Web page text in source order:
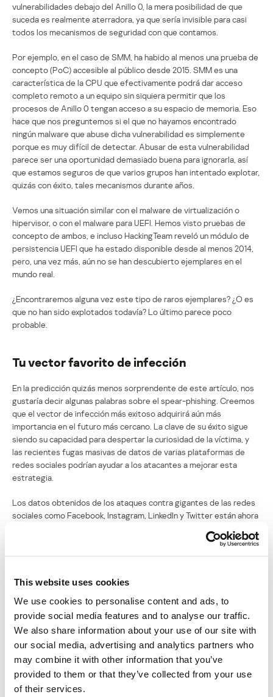
This website uses cookies
We use cookies to personalise content and ads, to
provide social media features and to analyse our traffic.
We also share information about your use of our site with
our social media, advertising and analytics partners who
may combine it with other information that you’ve
provided to them or that they’ve collected from your use
of their services.
vulnerabilidades debajo del Anillo 0, la mera posibilidad de que
suceda es realmente aterradora, ya que sería invisible para casi
todos los mecanismos de seguridad con que contamos.
Por ejemplo, en el caso de SMM, ha habido al menos una prueba de
concepto (PoC) accesible al público desde 2015. SMM es una
característica de la CPU que efectivamente podrá dar acceso
completo remoto a un equipo sin siquiera permitir que los
procesos de Anillo 0 tengan acceso a su espacio de memoria. Eso
hace que nos preguntemos si el que no hayamos encontrado
ningún malware que abuse dicha vulnerabilidad es simplemente
porque es muy difícil de detectar. Abusar de esta vulnerabilidad
parece ser una oportunidad demasiado buena para ignorarla, así
que estamos seguros de que varios grupos han intentado explotar,
quizás con éxito, tales mecanismos durante años.
Vemos una situación similar con el malware de virtualización o
hipervisor, o con el malware para UEFI. Hemos visto pruebas de
concepto de ambos, e incluso HackingTeam reveló un módulo de
persistencia UEFI que ha estado disponible desde al menos 2014,
pero, una vez más, aún no se han descubierto ejemplares en el
mundo real.
¿Encontraremos alguna vez este tipo de raros ejemplares? ¿O es
que no han sido explotados todavía? Lo último parece poco
probable.
Tu vector favorito de infección
En la predicción quizás menos sorprendente de este artículo, nos
gustaría decir algunas palabras sobre el spear-phishing. Creemos
que el vector de infección más exitoso adquirirá aún más
importancia en el futuro más cercano. La clave de su éxito sigue
siendo su capacidad para despertar la curiosidad de la víctima, y
las recientes fugas masivas de datos de varias plataformas de
redes sociales podrían ayudar a los atacantes a mejorar esta
estrategia.
Los datos obtenidos de los ataques contra gigantes de las redes
sociales como Facebook, Instagram, LinkedIn y Twitter están ahora
claro qué tipo de datos buscaban los atacantes, pero entre ellos
ejemplo, a que un atacante utilice las credenciales robadas de
que ya se discutió en privado, lo que mejorará considerablemente
las posibilidades de éxito del ataque.
A esto se pueden agregar técnicas de exploración tradicionales en
las que los atacantes comprueban dos veces el blanco para
asegurarse de que se trata de la víctima correcta, minimizando así
la distribución de malware y su detección. En cuanto a los archivos
adjuntos, es práctica común asegurarse de que haya interacción